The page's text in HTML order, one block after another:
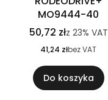
MO9444-40
50,72 złz 23% VAT
41,24 złbez VAT
Do koszyka